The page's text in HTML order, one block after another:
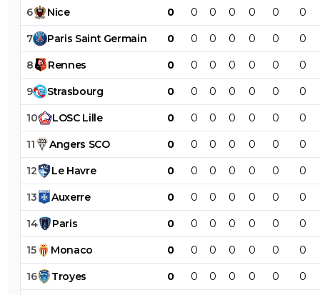
6 Nice 0 0 0 0 0 0 0
7 Paris Saint Germain 0 0 0 0 0 0 0
8 Rennes 0 0 0 0 0 0 0
9 Strasbourg 0 0 0 0 0 0 0
10 LOSC Lille 0 0 0 0 0 0 0
11 Angers SCO 0 0 0 0 0 0 0
12 Le Havre 0 0 0 0 0 0 0
13 Auxerre 0 0 0 0 0 0 0
14 Paris 0 0 0 0 0 0 0
15 Monaco 0 0 0 0 0 0 0
16 Troyes 0 0 0 0 0 0 0